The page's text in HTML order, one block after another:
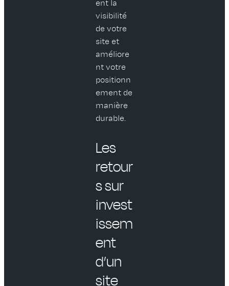
ent la
visibilité
de votre
site et
améliore
nt votre
positionn
ement de
manière
durable.
Les
retour
s sur
invest
issem
ent
d’un
site